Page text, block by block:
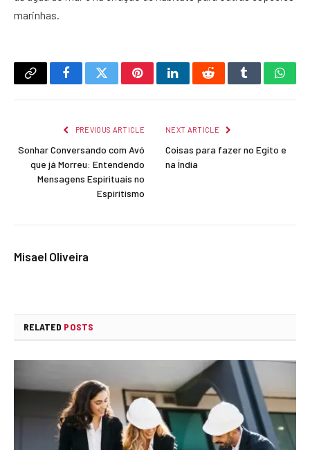
marinhas.
Copy
FacebookTwitterPinterestLinkedInRedditTumblr
PREVIOUS ARTICLE
Sonhar Conversando com Avó
que já Morreu: Entendendo
Mensagens Espirituais no
Espiritismo
NEXT ARTICLE
Coisas para fazer no Egito e
na Índia
Misael Oliveira
RELATED POSTS